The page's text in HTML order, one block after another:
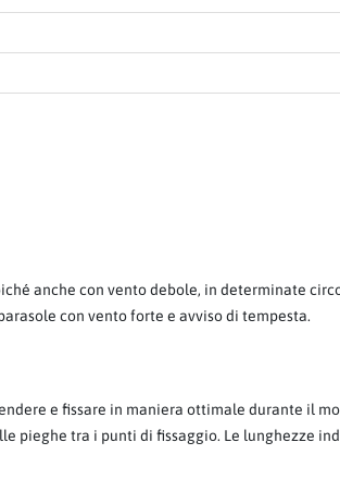
anche con vento debole, in determinate
con vento forte e avviso di tempesta.
e fissare in maniera ottimale durante il
pieghe tra i punti di fissaggio. Le lunghezze